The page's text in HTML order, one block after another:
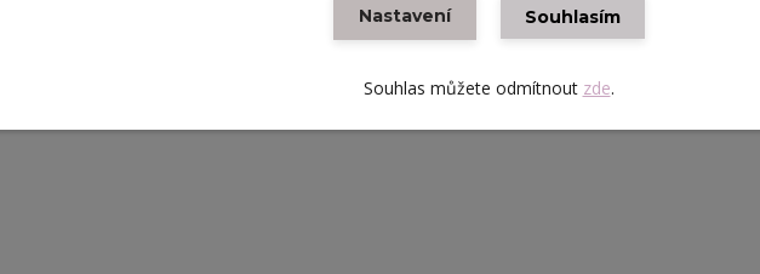
fantasticky v kombinaci s bílou kabelkou a lodičkami. Pro uvolněnější styl můžete sukni
nebo džíny z nabídky.
Nastavení Souhlasím
Souhlas můžete odmítnout zde.